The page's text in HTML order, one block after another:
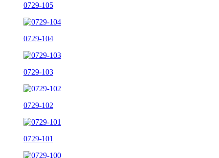
0729-105
0729-104
0729-103
0729-102
0729-101